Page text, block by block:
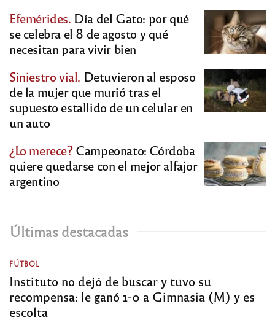
Efemérides. Día del Gato: por qué
se celebra el 8 de agosto y qué
necesitan para vivir bien
Siniestro vial. Detuvieron al esposo
de la mujer que murió tras el
supuesto estallido de un celular en
un auto
¿Lo merece?Campeonato: Córdoba
quiere quedarse con el mejor alfajor
argentino
Últimas destacadas
FÚTBOL
Instituto no dejó de buscar y tuvo su
recompensa: le ganó 1-0 a Gimnasia (M) y es
escolta